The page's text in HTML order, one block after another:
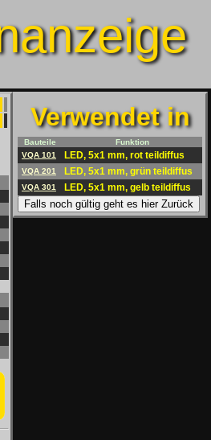
Verwendet in
Bauteile
Funktion
VQA 101
LED, 5x1 mm, rot teildiffus
VQA 201 LED, 5x1 mm, grün teildiffus
VQA 301 LED, 5x1 mm, gelb teildiffus
Falls noch gültig geht es hier Zurück